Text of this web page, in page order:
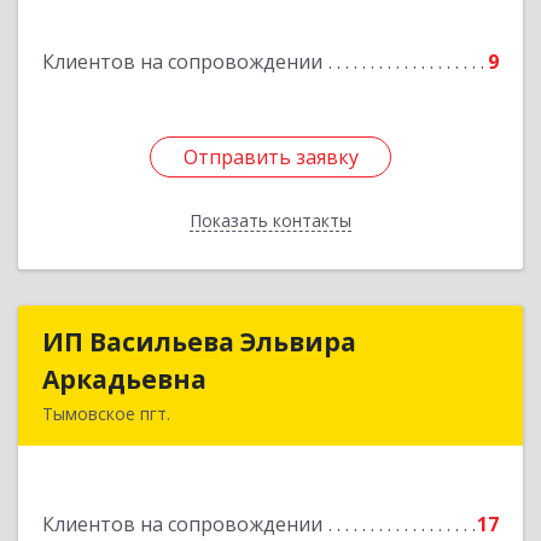
Клиентов на сопровождении 9
Отправить заявку
Показать контакты
Отправить заявку
Назад
ИП Васильева Эльвира
Аркадьевна
Тымовское пгт.
Клиентов на сопровождении 17
ИП Васильева Эльвира